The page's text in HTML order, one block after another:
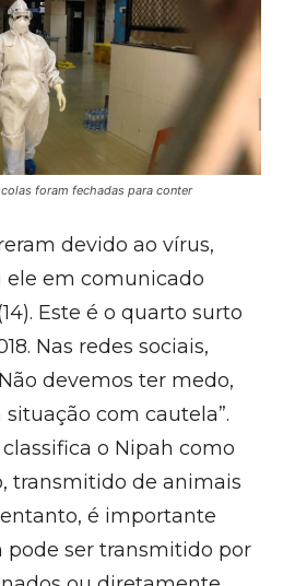
foram fechadas para conter
devido ao vírus,
em comunicado
Este é o quarto surto
Nas redes sociais,
devemos ter medo,
com cautela”.
o Nipah como
transmitido de animais
é importante
ser transmitido por